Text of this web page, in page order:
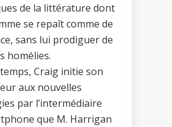
de la littérature dont
se repaît comme de
sans lui prodiguer de
homélies.
Craig initie son
aux nouvelles
par l’intermédiaire
que M. Harrigan